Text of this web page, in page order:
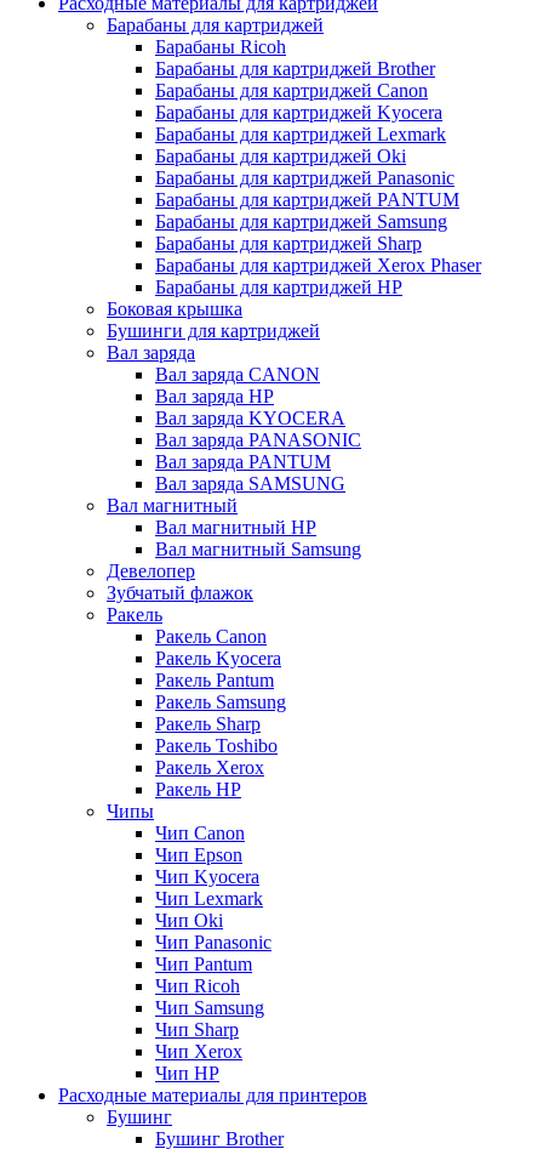
Барабаны для картриджей
Барабаны Ricoh
Барабаны для картриджей Brother
Барабаны для картриджей Canon
Барабаны для картриджей Kyocera
Барабаны для картриджей Lexmark
Барабаны для картриджей Oki
Барабаны для картриджей Panasonic
Барабаны для картриджей PANTUM
Барабаны для картриджей Samsung
Барабаны для картриджей Sharp
Барабаны для картриджей Xerox Phaser
Барабаны для картриджей НР
Боковая крышка
Бушинги для картриджей
Вал заряда
Вал заряда CANON
Вал заряда HP
Вал заряда KYOCERA
Вал заряда PANASONIC
Вал заряда PANTUM
Вал заряда SAMSUNG
Вал магнитный
Вал магнитный HP
Вал магнитный Samsung
Девелопер
Зубчатый флажок
Ракель
Ракель Canon
Ракель Kyocera
Ракель Pantum
Ракель Samsung
Ракель Sharp
Ракель Toshibo
Ракель Xerox
Ракель НР
Чипы
Чип Canon
Чип Epson
Чип Kyocera
Чип Lexmark
Чип Oki
Чип Panasonic
Чип Pantum
Чип Ricoh
Чип Samsung
Чип Sharp
Чип Xerox
Чип НР
Расходные материалы для принтеров
Бушинг
Бушинг Brother